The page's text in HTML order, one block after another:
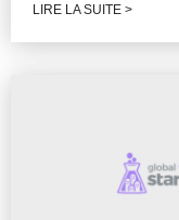
LIRE LA SUITE >